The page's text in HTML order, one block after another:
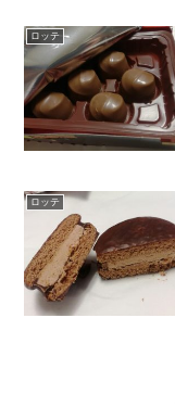
ロッテ
ロッテ